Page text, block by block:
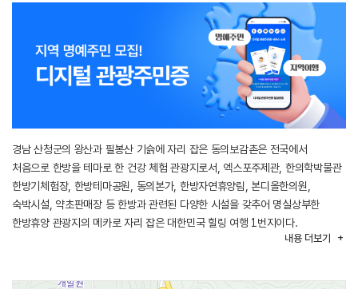
경남 산청군의 왕산과 필봉산 기슭에 자리 잡은 동의보감촌은 전국에서
처음으로 한방을 테마로 한 건강 체험 관광지로서, 엑스포주제관, 한의학박물관
한방기체험장, 한방테마공원, 동의본가, 한방자연휴양림, 본디올한의원,
숙박시설, 약초판매장 등 한방과 관련된 다양한 시설을 갖추어 명실상부한
한방휴양 관광지의 메카로 자리 잡은 대한민국 힐링 여행 1번지이다.
한방온열체험, 약초향기주머니 만들기 체험, 어의·의녀복 입기 체험,내용 더보기